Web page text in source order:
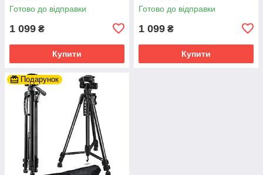
Готово до відправки
1 099 ₴
Купити
Готово до відправки
1 099 ₴
Купити
Подарунок